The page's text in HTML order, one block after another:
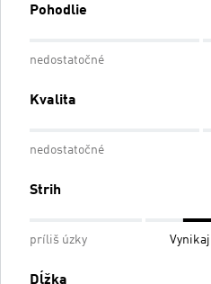
Pohodlie
nedostatočné
Kvalita
nedostatočné
Strih
príliš úzky
Dĺžka